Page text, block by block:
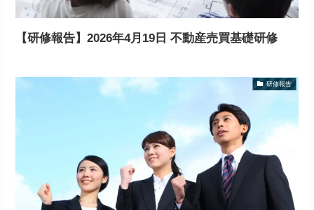
【研修報告】2026年4月19日 不動産売買基礎研修
研修報告